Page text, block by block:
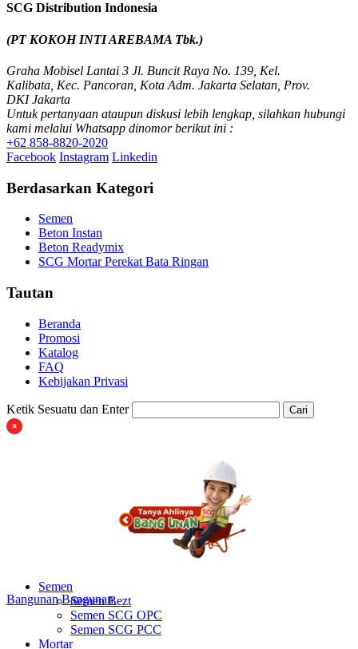
SCG Distribution Indonesia
(PT KOKOH INTI AREBAMA Tbk.)
Graha Mobisel Lantai 3 Jl. Buncit Raya No. 139, Kel.
Kalibata, Kec. Pancoran, Kota Adm. Jakarta Selatan, Prov.
DKI Jakarta
Untuk pertanyaan ataupun diskusi lebih lengkap, silahkan hubungi
kami melalui Whatsapp dinomor berikut ini :
+62 858-8820-2020
Facebook Instagram Linkedin
Berdasarkan Kategori
Semen
Beton Instan
Beton Readymix
SCG Mortar Perekat Bata Ringan
Tautan
Beranda
Promosi
Katalog
FAQ
Kebijakan Privasi
Ketik Sesuatu dan Enter Cari
Bangunan Bangunan
Semen
Semen Bezt
Semen SCG OPC
Semen SCG PCC
Mortar